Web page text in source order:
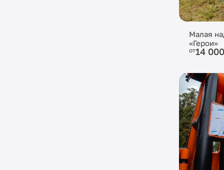
Малая
«Герои»
от14 000